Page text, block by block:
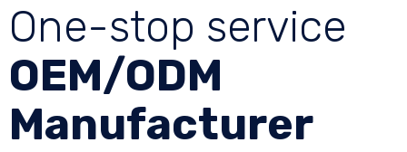
One-stop service
OEM/ODM
Manufacturer